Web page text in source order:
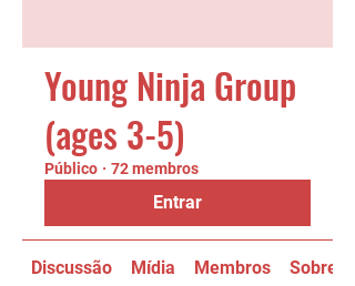
Young Ninja Group
(ages 3-5)
Público · 72 membros
Entrar
Discussão Mídia Membros Sobre